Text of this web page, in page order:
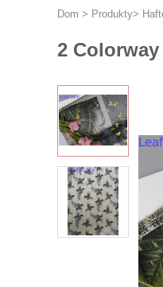
Dom > Produkty>
2